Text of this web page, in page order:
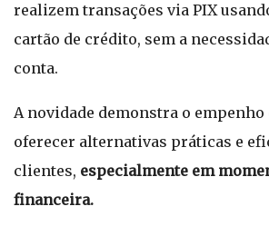
realizem transações via PIX
cartão de crédito, sem a
conta.
A novidade demonstra o empenho
oferecer alternativas práticas e
clientes, especialmente em
financeira.